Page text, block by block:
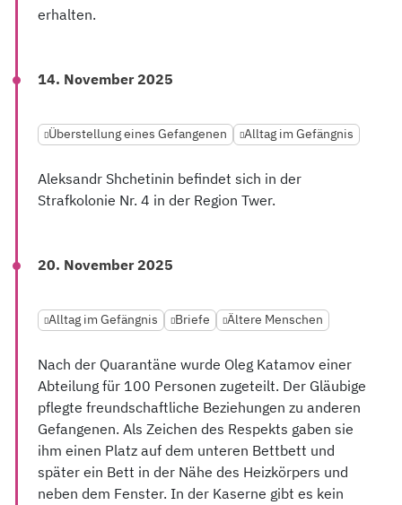
erhalten.
14. November 2025
Überstellung eines Gefangenen Alltag im Gefängnis
Aleksandr Shchetinin befindet sich in der
Strafkolonie Nr. 4 in der Region Twer.
20. November 2025
Alltag im Gefängnis Briefe Ältere Menschen
Nach der Quarantäne wurde Oleg Katamov einer
Abteilung für 100 Personen zugeteilt. Der Gläubige
pflegte freundschaftliche Beziehungen zu anderen
Gefangenen. Als Zeichen des Respekts gaben sie
ihm einen Platz auf dem unteren Bettbett und
später ein Bett in der Nähe des Heizkörpers und
neben dem Fenster. In der Kaserne gibt es kein